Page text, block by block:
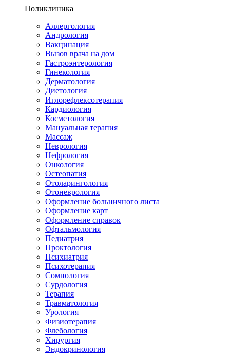
Поликлиника
Аллергология
Андрология
Вакцинация
Вызов врача на дом
Гастроэнтерология
Гинекология
Дерматология
Диетология
Иглорефлексотерапия
Кардиология
Косметология
Мануальная терапия
Массаж
Неврология
Нефрология
Онкология
Остеопатия
Отоларингология
Отоневрология
Оформление больничного листа
Оформление карт
Оформление справок
Офтальмология
Педиатрия
Проктология
Психиатрия
Психотерапия
Сомнология
Сурдология
Терапия
Травматология
Урология
Физиотерапия
Флебология
Хирургия
Эндокринология